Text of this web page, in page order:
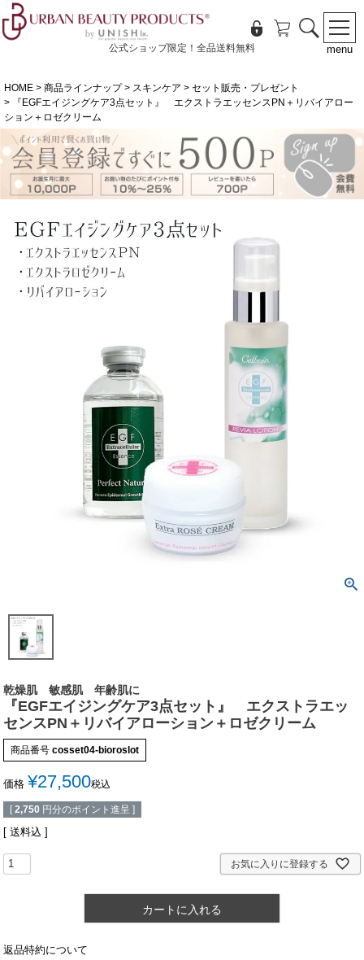
menu
公式ショップ限定！全品送料無料
HOME 商品ラインナップ スキンケア
セット販売・プレゼント
『EGFエイジングケア3点セット』 エクストラエッセンスPN＋リバイアロー
ション＋ロゼクリーム
乾燥肌 敏感肌 年齢肌に
『EGFエイジングケア3点セット』 エクストラエッ
センスPN＋リバイアローション＋ロゼクリーム
商品番号 cosset04-bioroslot
価格 ¥27,500税込
[ 2,750 円分のポイント進呈 ]
送料込
お気に入りに登録する
カートに入れる
返品特約について